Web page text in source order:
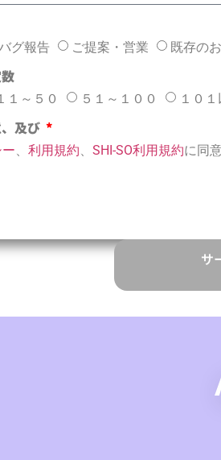
グ報告 ご提案・営業 既存の
１～５０ ５１～１００ １０１
及び
利用規約 SHI-SO利用規約に同
サ